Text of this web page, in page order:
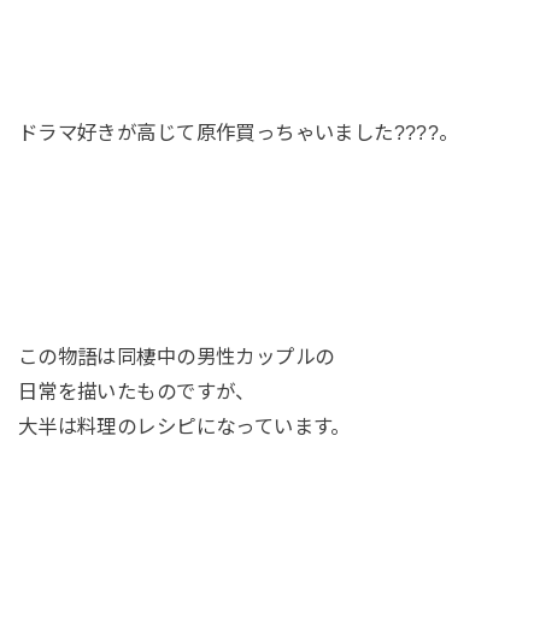
ドラマ好きが高じて原作買っちゃいました????。
この物語は同棲中の男性カップルの
日常を描いたものですが、
大半は料理のレシピになっています。